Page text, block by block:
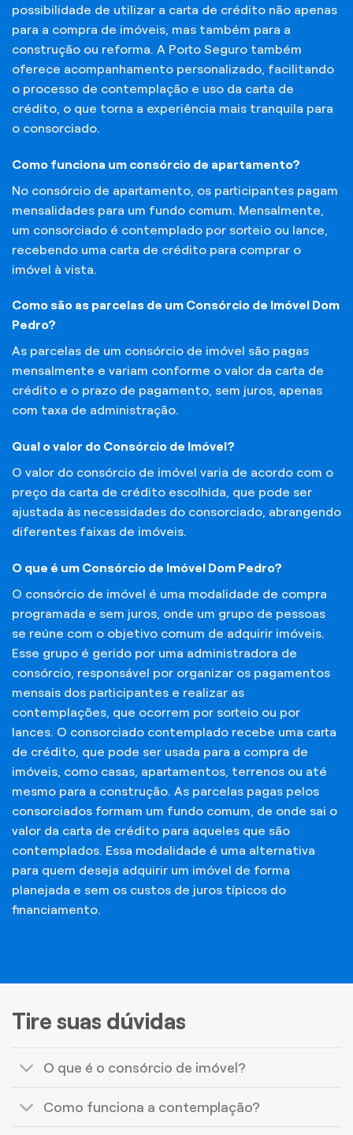
possibilidade de utilizar a carta de crédito não apenas
para a compra de imóveis, mas também para a
construção ou reforma. A Porto Seguro também
oferece acompanhamento personalizado, facilitando
o processo de contemplação e uso da carta de
crédito, o que torna a experiência mais tranquila para
o consorciado.
Como funciona um consórcio de apartamento?
No consórcio de apartamento, os participantes pagam
mensalidades para um fundo comum. Mensalmente,
um consorciado é contemplado por sorteio ou lance,
recebendo uma carta de crédito para comprar o
imóvel à vista.
Como são as parcelas de um Consórcio de Imóvel Dom
Pedro?
As parcelas de um consórcio de imóvel são pagas
mensalmente e variam conforme o valor da carta de
crédito e o prazo de pagamento, sem juros, apenas
com taxa de administração.
Qual o valor do Consórcio de Imóvel?
O valor do consórcio de imóvel varia de acordo com o
preço da carta de crédito escolhida, que pode ser
ajustada às necessidades do consorciado, abrangendo
diferentes faixas de imóveis.
O que é um Consórcio de Imóvel Dom Pedro?
O consórcio de imóvel é uma modalidade de compra
programada e sem juros, onde um grupo de pessoas
se reúne com o objetivo comum de adquirir imóveis.
Esse grupo é gerido por uma administradora de
consórcio, responsável por organizar os pagamentos
mensais dos participantes e realizar as
contemplações, que ocorrem por sorteio ou por
lances. O consorciado contemplado recebe uma carta
de crédito, que pode ser usada para a compra de
imóveis, como casas, apartamentos, terrenos ou até
mesmo para a construção. As parcelas pagas pelos
consorciados formam um fundo comum, de onde sai o
valor da carta de crédito para aqueles que são
contemplados. Essa modalidade é uma alternativa
para quem deseja adquirir um imóvel de forma
planejada e sem os custos de juros típicos do
financiamento.
Tire suas dúvidas
O que é o consórcio de imóvel?
Como funciona a contemplação?